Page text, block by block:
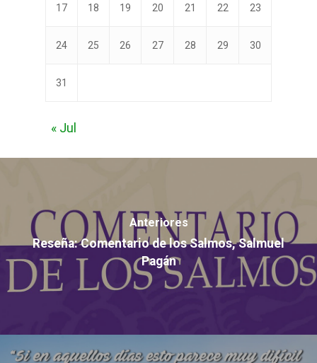
17 18 19 20 21 22 23
24 25 26 27 28 29 30
31
« Jul
Anteriores
Reseña: Comentario de los Salmos, Salmuel
Pagán